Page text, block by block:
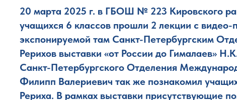
20 марта 2025 г. в ГБОШ № 223 Кировского
учащихся 6 классов прошли 2 лекции с видео-
экспонируемой там Санкт-Петербургским
Рерихов выставки «от России до Гималаев»
Санкт-Петербургского Отделения
Филипп Валериевич так же познакомил
Рериха. В рамках выставки присутствующие